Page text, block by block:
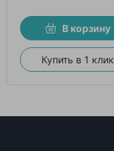
В корзину
Купить в 1 клик